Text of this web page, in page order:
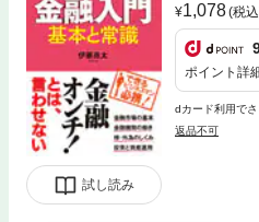
試し読み
1,078(税
ポイント詳
dカード利用で
返品不可